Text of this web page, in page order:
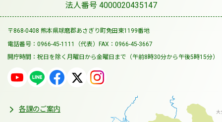
法人番号 4000020435147
〒868-0408 熊本県球磨郡あさぎり町免田東1199番地
電話番号：0966-45-1111（代表） FAX：0966-45-3667
開庁時間：祝日を除く月曜日から金曜日まで （午前8時30分から午後5時15分）
各課のご案内